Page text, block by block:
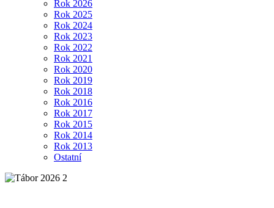
Rok 2026
Rok 2025
Rok 2024
Rok 2023
Rok 2022
Rok 2021
Rok 2020
Rok 2019
Rok 2018
Rok 2016
Rok 2017
Rok 2015
Rok 2014
Rok 2013
Ostatní